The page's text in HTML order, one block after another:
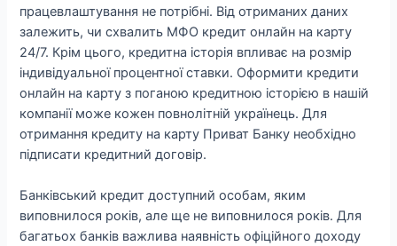
працевлаштування не потрібні. Від отриманих даних
залежить, чи схвалить МФО кредит онлайн на карту
24/7. Крім цього, кредитна історія впливає на розмір
індивідуальної процентної ставки. Оформити кредити
онлайн на карту з поганою кредитною історією в нашій
компанії може кожен повнолітній українець. Для
отримання кредиту на карту Приват Банку необхідно
підписати кредитний договір.
Банківський кредит доступний особам, яким
виповнилося років, але ще не виповнилося років. Для
багатьох банків важлива наявність офіційного доходу